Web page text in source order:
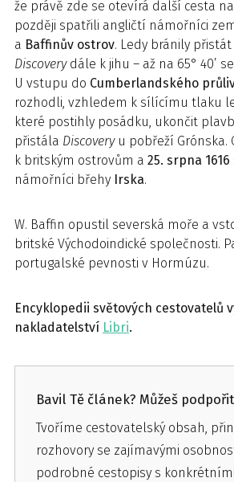
že právě zde se otevírá další cesta
později spatřili angličtí námořníci
a Baffinův ostrov. Ledy bránily
Discoverydále k jihu – až na 65° 40’
U vstupu do Cumberlandského
rozhodli, vzhledem k sílícímu tlaku
které postihly posádku, ukončit
přistála Discoveryu pobřeží Grónska.
k britským ostrovům a 25. srpna 1616
námořníci břehy Irska.
W. Baffin opustil severská moře a
britské Východoindické společnosti.
portugalské pevnosti v Hormúzu.
Encyklopedii světových cestovatelů
nakladatelství Libri.
Bavil Tě článek? Můžeš
Tvoříme cestovatelský obsah,
rozhovory se zajímavými
podrobné cestopisy s